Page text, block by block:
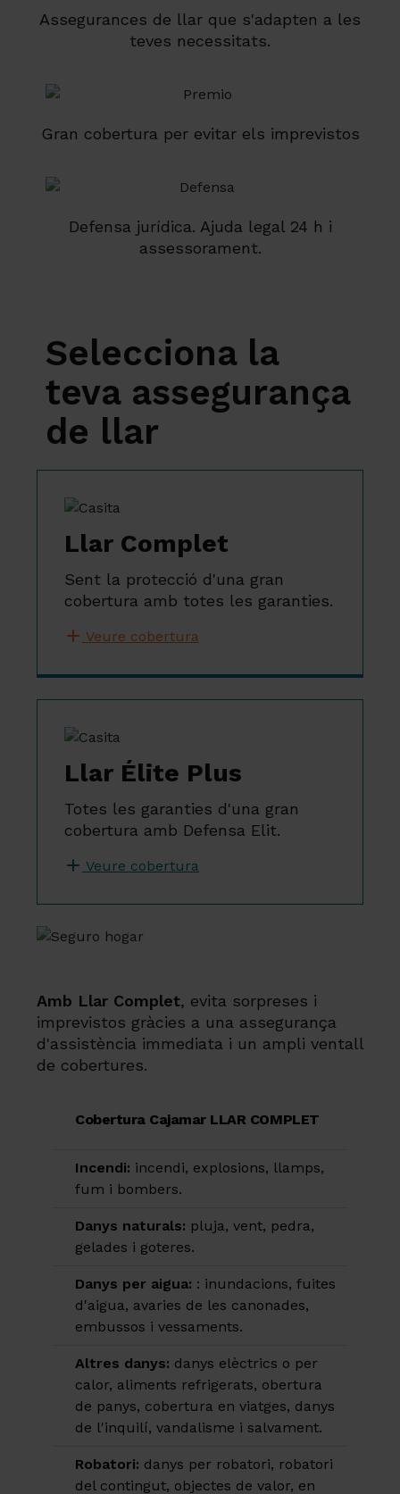
Assegurances de llar que s'adapten a les
teves necessitats.
Gran cobertura per evitar els imprevistos
Defensa jurídica. Ajuda legal 24 h i
assessorament.
Selecciona la
teva assegurança
de llar
Llar Complet
Sent la protecció d'una gran
cobertura amb totes les garanties.
Veure cobertura
Llar Élite Plus
Totes les garanties d'una gran
cobertura amb Defensa Elit.
Veure cobertura
Amb Llar Complet, evita sorpreses i
imprevistos gràcies a una assegurança
d'assistència immediata i un ampli ventall
de cobertures.
Cobertura Cajamar LLAR COMPLET
Incendi: incendi, explosions, llamps,
fum i bombers.
Danys naturals: pluja, vent, pedra,
gelades i goteres.
Danys per aigua: : inundacions, fuites
d'aigua, avaries de les canonades,
embussos i vessaments.
Altres danys: danys elèctrics o per
calor, aliments refrigerats, obertura
de panys, cobertura en viatges, danys
de l'inquilí, vandalisme i salvament.
Robatori: danys per robatori, robatori
del contingut, objectes de valor, en